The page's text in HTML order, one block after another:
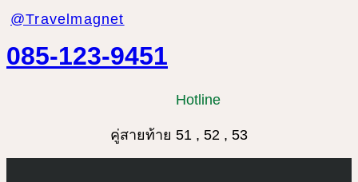
@Travelmagnet
085-123-9451
Hotline
คู่สายท้าย 51 , 52 , 53